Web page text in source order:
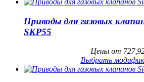
Приводы для газовых
SKP55
Цены от
Выбрать